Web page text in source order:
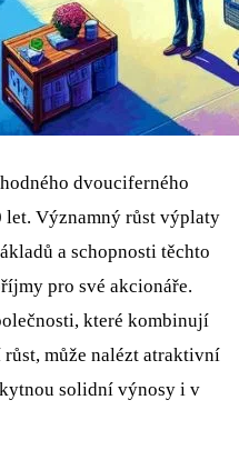
dvouciferného
let. Významný růst výplaty
a schopnosti těchto
pro své akcionáře.
které kombinují
může nalézt atraktivní
solidní výnosy i v